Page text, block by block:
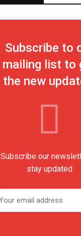
Subscribe to
mailing list to
the new
Subscribe our
stay updated